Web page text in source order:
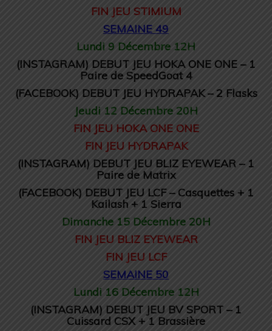
FIN JEU STIMIUM
SEMAINE 49
Lundi 9 Décembre 12H
(INSTAGRAM) DEBUT JEU HOKA ONE ONE – 1
Paire de SpeedGoat 4
(FACEBOOK) DEBUT JEU HYDRAPAK – 2 Flasks
Jeudi 12 Décembre 20H
FIN JEU HOKA ONE ONE
FIN JEU HYDRAPAK
(INSTAGRAM) DEBUT JEU BLIZ EYEWEAR – 1
Paire de Matrix
(FACEBOOK) DEBUT JEU LCF – Casquettes + 1
Kailash + 1 Sierra
Dimanche 15 Décembre 20H
FIN JEU BLIZ EYEWEAR
FIN JEU LCF
SEMAINE 50
Lundi 16 Décembre 12H
(INSTAGRAM) DEBUT JEU BV SPORT – 1
Cuissard CSX + 1 Brassière